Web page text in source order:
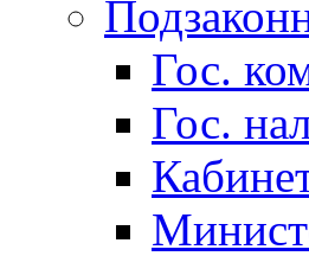
Гос.
Гос.